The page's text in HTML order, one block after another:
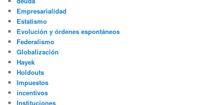
Empresarialidad
Estatismo
Evolución y órdenes espontáneos
Federalismo
Globalización
Hayek
Holdouts
Impuestos
incentivos
Instituciones